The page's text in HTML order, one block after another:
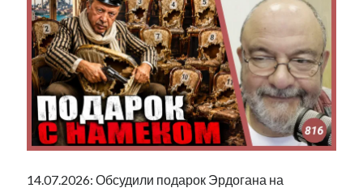
14.07.2026: Обсудили подарок Эрдогана на